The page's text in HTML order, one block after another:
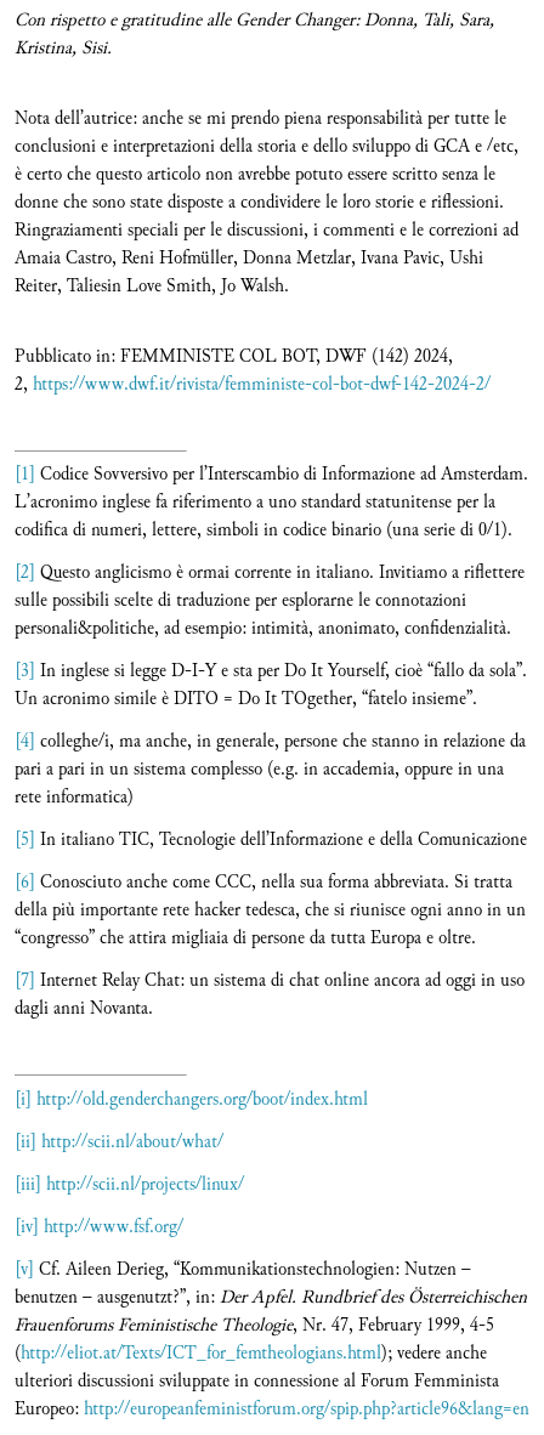
Con rispetto e gratitudine alle Gender Changer: Donna, Tali, Sara,
Kristina, Sisi.
Nota dell’autrice: anche se mi prendo piena responsabilità per tutte le
conclusioni e interpretazioni della storia e dello sviluppo di GCA e /etc,
è certo che questo articolo non avrebbe potuto essere scritto senza le
donne che sono state disposte a condividere le loro storie e riflessioni.
Ringraziamenti speciali per le discussioni, i commenti e le correzioni ad
Amaia Castro, Reni Hofmüller, Donna Metzlar, Ivana Pavic, Ushi
Reiter, Taliesin Love Smith, Jo Walsh.
Pubblicato in: FEMMINISTE COL BOT, DWF (142) 2024,
2, https://www.dwf.it/rivista/femministe-col-bot-dwf-142-2024-2/
[1] Codice Sovversivo per l’Interscambio di Informazione ad Amsterdam.
L’acronimo inglese fa riferimento a uno standard statunitense per la
codifica di numeri, lettere, simboli in codice binario (una serie di 0/1).
[2] Questo anglicismo è ormai corrente in italiano. Invitiamo a riflettere
sulle possibili scelte di traduzione per esplorarne le connotazioni
personali&politiche, ad esempio: intimità, anonimato, confidenzialità.
[3] In inglese si legge D-I-Y e sta per Do It Yourself, cioè “fallo da sola”.
Un acronimo simile è DITO = Do It TOgether, “fatelo insieme”.
[4] colleghe/i, ma anche, in generale, persone che stanno in relazione da
pari a pari in un sistema complesso (e.g. in accademia, oppure in una
rete informatica)
[5] In italiano TIC, Tecnologie dell’Informazione e della Comunicazione
[6] Conosciuto anche come CCC, nella sua forma abbreviata. Si tratta
della più importante rete hacker tedesca, che si riunisce ogni anno in un
“congresso” che attira migliaia di persone da tutta Europa e oltre.
[7] Internet Relay Chat: un sistema di chat online ancora ad oggi in uso
dagli anni Novanta.
[i] http://old.genderchangers.org/boot/index.html
[ii] http://scii.nl/about/what/
[iii] http://scii.nl/projects/linux/
[iv] http://www.fsf.org/
[v] Cf. Aileen Derieg, “Kommunikationstechnologien: Nutzen –
benutzen – ausgenutzt?”, in:Der Apfel. Rundbrief des Österreichischen
Frauenforums Feministische Theologie, Nr. 47, February 1999, 4-5
(http://eliot.at/Texts/ICT_for_femtheologians.html); vedere anche
ulteriori discussioni sviluppate in connessione al Forum Femminista
Europeo:http://europeanfeministforum.org/spip.php?article96&lang=en